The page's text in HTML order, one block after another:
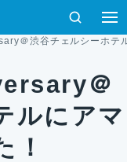
検索
＠渋谷チェルシーホテ
＠
ルにアマ
！